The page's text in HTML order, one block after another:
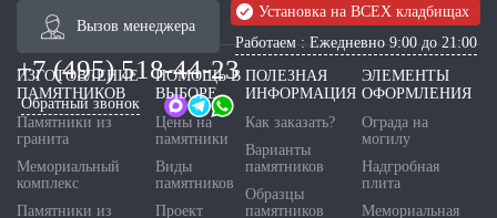
Вызов менеджера
Установка на ВСЕХ кладбищах
Работаем : Ежедневно 9:00 до 21:00
+7 (495) 518-44-23
Обратный звонок
ИЗГОТОВЛЕНИЕ
ПАМЯТНИКОВ
Памятники из
гранита
Мемориальный
комплекс
Памятники из
ПОМОЩЬ В
ВЫБОРЕ
Цены на
памятники
Виды
памятников
Проект
ПОЛЕЗНАЯ
ИНФОРМАЦИЯ
Как заказать?
Варианты
памятников
Образцы
памятников
ЭЛЕМЕНТЫ
ОФОРМЛЕНИЯ
Ограда на
могилу
Надгробная
плита
Мемориальная